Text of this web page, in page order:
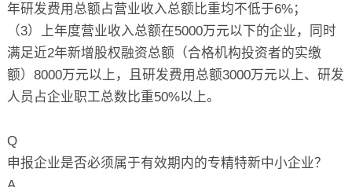
年研发费用总额占营业收入总额比重均不低于6%；
（3）上年度营业收入总额在5000万元以下的企业，同时
满足近2年新增股权融资总额（合格机构投资者的实缴
额）8000万元以上，且研发费用总额3000万元以上、研发
人员占企业职工总数比重50%以上。
Q
申报企业是否必须属于有效期内的专精特新中小企业？